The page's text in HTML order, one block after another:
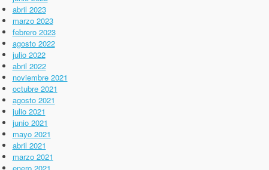
abril 2023
marzo 2023
febrero 2023
agosto 2022
julio 2022
abril 2022
noviembre 2021
octubre 2021
agosto 2021
julio 2021
junio 2021
mayo 2021
abril 2021
marzo 2021
enero 2021